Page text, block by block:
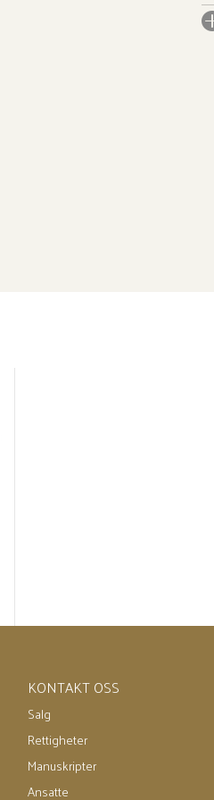
KONTAKT OSS
Salg
Rettigheter
Manuskripter
Ansatte